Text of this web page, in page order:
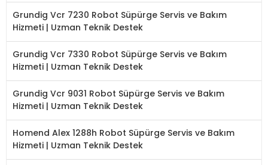
Grundig Vcr 7230 Robot Süpürge Servis ve Bakım
Hizmeti | Uzman Teknik Destek
Grundig Vcr 7330 Robot Süpürge Servis ve Bakım
Hizmeti | Uzman Teknik Destek
Grundig Vcr 9031 Robot Süpürge Servis ve Bakım
Hizmeti | Uzman Teknik Destek
Homend Alex 1288h Robot Süpürge Servis ve Bakım
Hizmeti | Uzman Teknik Destek